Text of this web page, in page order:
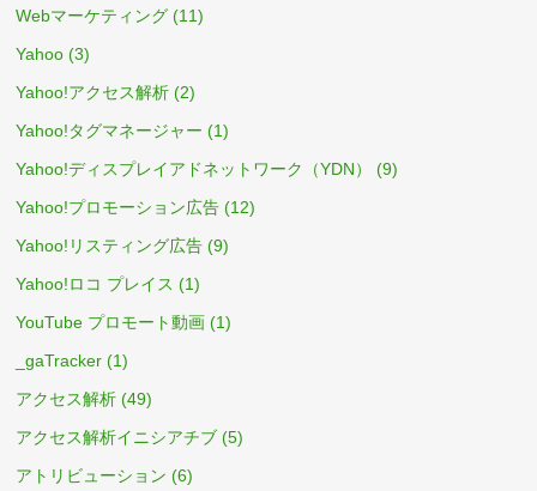
Webマーケティング (11)
Yahoo (3)
Yahoo!アクセス解析 (2)
Yahoo!タグマネージャー (1)
Yahoo!ディスプレイアドネットワーク（YDN）
(9)
Yahoo!プロモーション広告 (12)
Yahoo!リスティング広告 (9)
Yahoo!ロコ プレイス (1)
YouTube プロモート動画 (1)
_gaTracker (1)
アクセス解析 (49)
アクセス解析イニシアチブ (5)
アトリビューション (6)